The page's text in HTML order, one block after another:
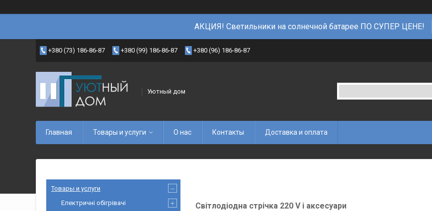
АКЦИЯ! Светильники на солнечной батарее ПО СУПЕР ЦЕНЕ!
+380 (73) 186-86-87 +380 (99) 186-86-87 +380 (96) 186-86-87
Уютный дом
Главная Товары и услуги О нас Контакты Доставка и оплата
Світлодіодна стрічка 220 V і аксесуари
Товары и услуги
Електричні обігрівачі